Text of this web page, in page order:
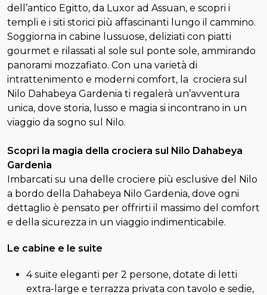
dell’antico Egitto, da Luxor ad Assuan, e scopri i
templi e i siti storici più affascinanti lungo il cammino.
Soggiorna in cabine lussuose, deliziati con piatti
gourmet e rilassati al sole sul ponte sole, ammirando
panorami mozzafiato. Con una varietà di
intrattenimento e moderni comfort, la crociera sul
Nilo Dahabeya Gardenia ti regalerà un’avventura
unica, dove storia, lusso e magia si incontrano in un
viaggio da sogno sul Nilo.
Scopri la magia della crociera sul Nilo Dahabeya
Gardenia
Imbarcati su una delle crociere più esclusive del Nilo
a bordo della Dahabeya Nilo Gardenia, dove ogni
dettaglio è pensato per offrirti il massimo del comfort
e della sicurezza in un viaggio indimenticabile.
Le cabine e le suite
4 suite eleganti per 2 persone, dotate di letti
extra-large e terrazza privata con tavolo e sedie,